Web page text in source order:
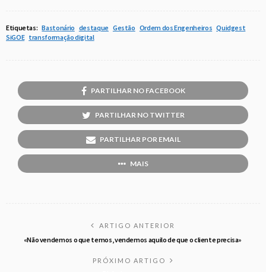
Etiquetas: Bastonário destaque Gestão Ordem dos Engenheiros Quidgest
SiGOE transformação digital
PARTILHAR NO FACEBOOK
PARTILHAR NO TWITTER
PARTILHAR POR EMAIL
MAIS
ARTIGO ANTERIOR
«Não vendemos o que temos, vendemos aquilo de que o cliente precisa»
PRÓXIMO ARTIGO